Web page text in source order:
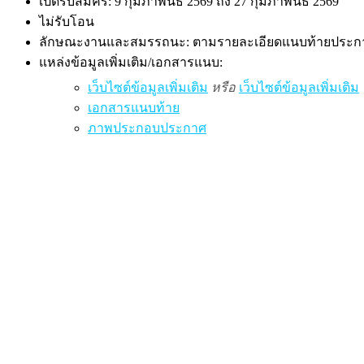
ไม่รับโอน
ลักษณะงานและสมรรถนะ: ตามรายละเอียดแนบท้ายประ
แหล่งข้อมูลเพิ่มเติม/เอกสารแนบ:
เว็บไซต์ข้อมูลเพิ่มเติม หรือ เว็บไซต์ข้อมูลเพิ่มเติม
เอกสารแนบท้าย
ภาพประกอบประกาศ